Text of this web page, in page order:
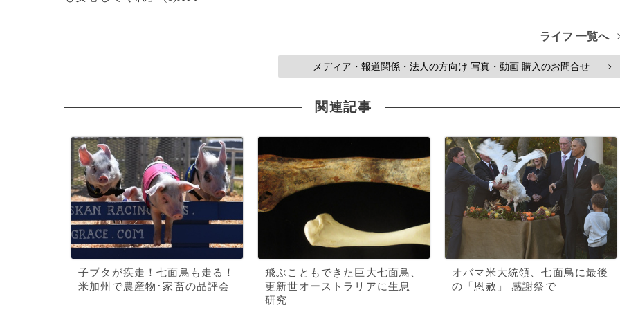
ライフ 一覧へ
メディア・報道関係・法人の方向け 写真・動画 購入のお問合せ >
関連記事
子ブタが疾走！七面鳥も走る！
米加州で農産物･家畜の品評会
飛ぶこともできた巨大七面鳥、
更新世オーストラリアに生息
研究
オバマ米大統領、七面鳥に最後
の「恩赦」 感謝祭で